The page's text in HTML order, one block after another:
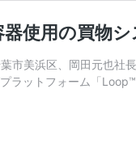
使用の買物
市美浜区、岡田元也社
ラットフォーム「